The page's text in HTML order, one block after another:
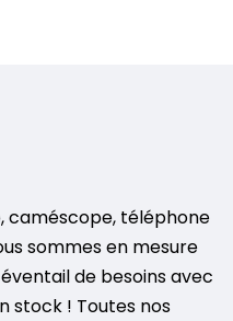
caméscope, téléphone
sommes en mesure
de besoins avec
stock ! Toutes nos